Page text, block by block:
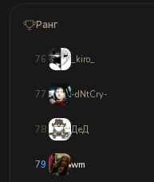
Ранг
76 _kiro_
77 -dNtCry-
78 ДеД
79 wm